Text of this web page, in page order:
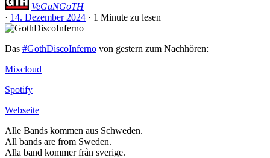
VeGaNGoTH
· 14. Dezember 2024 · 1 Minute zu lesen
Das #GothDiscoInferno von gestern zum Nachhören:
Mixcloud
Spotify
Webseite
Alle Bands kommen aus Schweden.
All bands are from Sweden.
Alla band kommer från sverige.